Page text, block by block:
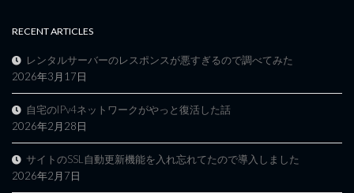
RECENT ARTICLES
レンタルサーバーのレスポンスが悪すぎるので調べてみた
2026年3月17日
自宅のIPv4ネットワークがやっと復活した話
2026年2月28日
サイトのSSL自動更新機能を入れ忘れてたので導入しました
2026年2月7日